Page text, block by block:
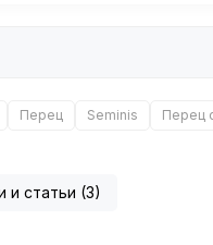
Перец Seminis Перец
и статьи (3)